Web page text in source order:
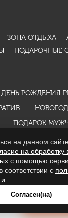
Получить
на данном
на обработку
с помощью
соответствии с
Согласен(на)
ЗОНА ОТДЫХА
ПОДАРОЧНЫЕ
ДЕНЬ РОЖДЕНИЯ
ПОДАРОК
WebKingв 2016